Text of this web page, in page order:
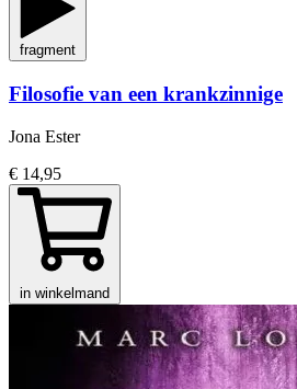
fragment
Filosofie van een krankzinnige
Jona Ester
€ 14,95
in winkelmand